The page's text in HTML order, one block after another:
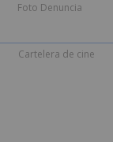
Foto Denuncia
Cartelera de cine